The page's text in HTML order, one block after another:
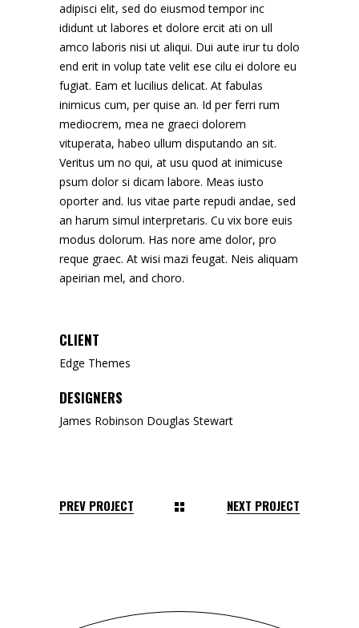
adipisci elit, sed do eiusmod tempor inc
ididunt ut labores et dolore ercit ati on ull
amco laboris nisi ut aliqui. Dui aute irur tu dolo
end erit in volup tate velit ese cilu ei dolore eu
fugiat. Eam et lucilius delicat. At fabulas
inimicus cum, per quise an. Id per ferri rum
mediocrem, mea ne graeci dolorem
vituperata, habeo ullum disputando an sit.
Veritus um no qui, at usu quod at inimicuse
psum dolor si dicam labore. Meas iusto
oporter and. Ius vitae parte repudi andae, sed
an harum simul interpretaris. Cu vix bore euis
modus dolorum. Has nore ame dolor, pro
reque graec. At wisi mazi feugat. Neis aliquam
apeirian mel, and choro.
CLIENT
Edge Themes
DESIGNERS
James Robinson Douglas Stewart
PREV PROJECT NEXT PROJECT